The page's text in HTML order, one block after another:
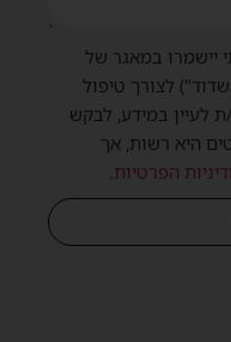
יישמרו במאגר של
לצורך טיפול
ת לעיין במידע, לבקש
היא רשות, אך
הפרטיות